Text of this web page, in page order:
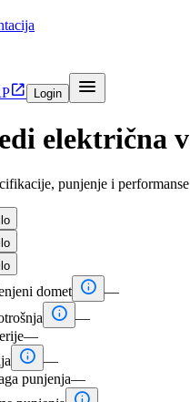
 Login 
električna
punjenje i
domet  —
 —
—
 —
punjenja—